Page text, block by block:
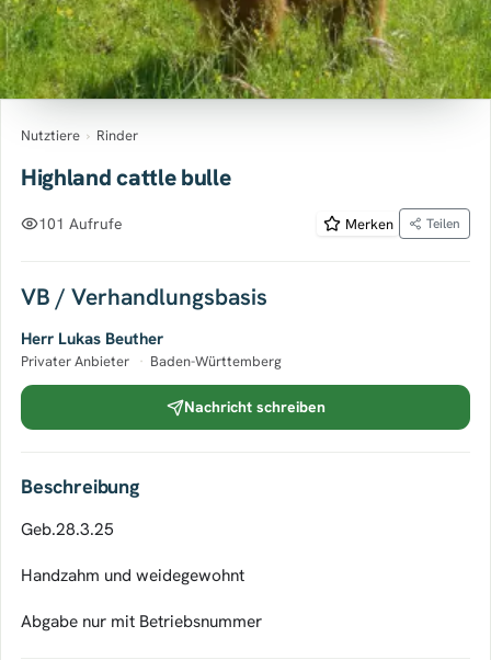
Nutztiere › Rinder
Highland cattle bulle
101 Aufrufe Merken Teilen
VB / Verhandlungsbasis
Herr Lukas Beuther
Privater Anbieter · Baden-Württemberg
Nachricht schreiben
Beschreibung
Geb.28.3.25
Handzahm und weidegewohnt
Abgabe nur mit Betriebsnummer